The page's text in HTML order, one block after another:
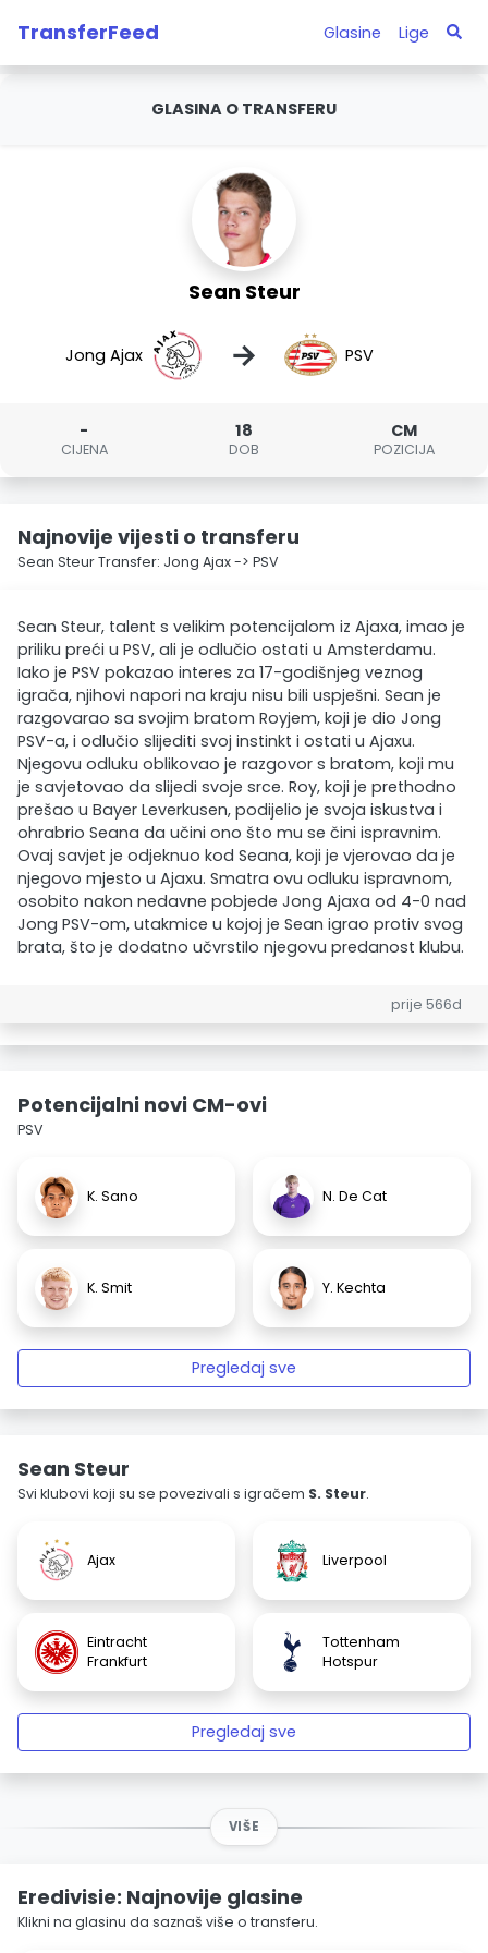
TransferFeed Glasine Lige
GLASINA O TRANSFERU
Sean Steur
Jong Ajax → PSV
-
CIJENA
18
DOB
CM
POZICIJA
Najnovije vijesti o transferu
Sean Steur Transfer: Jong Ajax -> PSV
Sean Steur, talent s velikim potencijalom iz Ajaxa, imao je
priliku preći u PSV, ali je odlučio ostati u Amsterdamu.
Iako je PSV pokazao interes za 17-godišnjeg veznog
igrača, njihovi napori na kraju nisu bili uspješni. Sean je
razgovarao sa svojim bratom Royjem, koji je dio Jong
PSV-a, i odlučio slijediti svoj instinkt i ostati u Ajaxu.
Njegovu odluku oblikovao je razgovor s bratom, koji mu
je savjetovao da slijedi svoje srce. Roy, koji je prethodno
prešao u Bayer Leverkusen, podijelio je svoja iskustva i
ohrabrio Seana da učini ono što mu se čini ispravnim.
Ovaj savjet je odjeknuo kod Seana, koji je vjerovao da je
njegovo mjesto u Ajaxu. Smatra ovu odluku ispravnom,
osobito nakon nedavne pobjede Jong Ajaxa od 4-0 nad
Jong PSV-om, utakmice u kojoj je Sean igrao protiv svog
brata, što je dodatno učvrstilo njegovu predanost klubu.
prije 566d
Potencijalni novi CM-ovi
PSV
K. Sano N. De Cat
K. Smit Y. Kechta
Pregledaj sve
Sean Steur
Svi klubovi koji su se povezivali s igračem S. Steur.
Ajax Liverpool
Eintracht
Frankfurt
Tottenham
Hotspur
Pregledaj sve
VIŠE
Eredivisie: Najnovije glasine
Klikni na glasinu da saznaš više o transferu.